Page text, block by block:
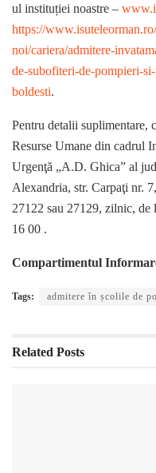
ul instituției noastre –
https://
noi/cariera/admitere-
de-subofiteri-de-pompieri-
boldesti.
Pentru detalii suplimentare,
Resurse Umane din cadrul
Urgenţă „A.D. Ghica” al
Alexandria, str. Carpaţi nr.
27122 sau 27129, zilnic,
16 00 .
Compartimentul
Tags: admitere în școlile de
Related Posts